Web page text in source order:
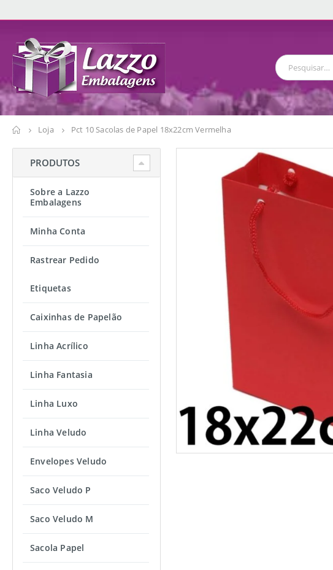
Loja Pct 10 Sacolas de Papel 18x22cm Vermelha
PRODUTOS
Sobre a Lazzo
Embalagens
Minha Conta
Rastrear Pedido
Etiquetas
Caixinhas de Papelão
Linha Acrílico
Linha Fantasia
Linha Luxo
Linha Veludo
Envelopes Veludo
Saco Veludo P
Saco Veludo M
Sacola Papel